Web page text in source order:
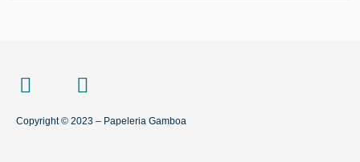
Copyright © 2023 – Papeleria Gamboa